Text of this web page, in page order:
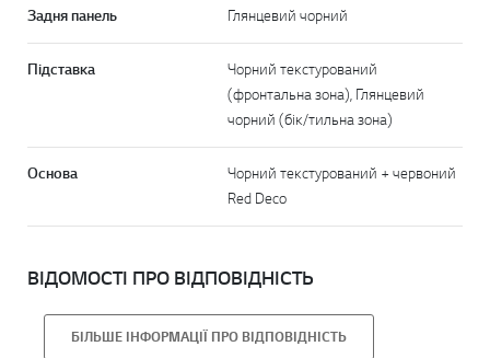
Задня панель Глянцевий чорний
Підставка
Чорний текстурований
(фронтальна зона), Глянцевий
чорний (бік/тильна зона)
Основа
Чорний текстурований + червоний
Red Deco
ВІДОМОСТІ ПРО ВІДПОВІДНІСТЬ
БІЛЬШЕ ІНФОРМАЦІЇ ПРО ВІДПОВІДНІСТЬ